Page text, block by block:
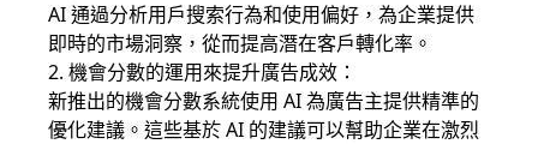
AI 通過分析用戶搜索行為和使用偏好，為企業提供
即時的市場洞察，從而提高潛在客戶轉化率。
2. 機會分數的運用來提升廣告成效：
新推出的機會分數系統使用 AI 為廣告主提供精準的
優化建議。這些基於 AI 的建議可以幫助企業在激烈